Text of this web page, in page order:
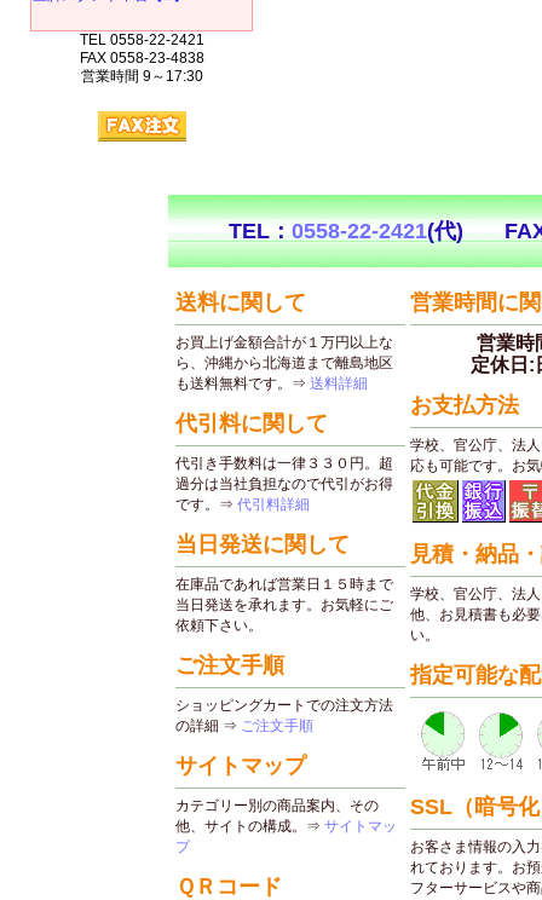
TEL 0558-22-2421
FAX 0558-23-4838
営業時間 9～17:30